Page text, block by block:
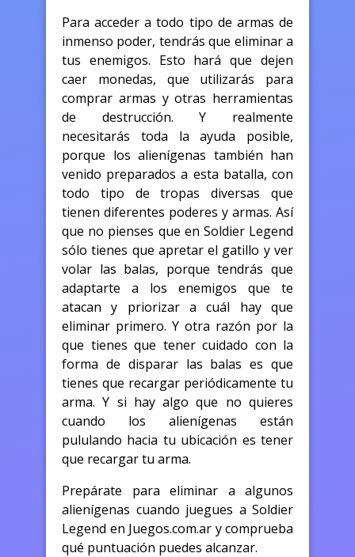
Para acceder a todo tipo de armas de
inmenso poder, tendrás que eliminar a
tus enemigos. Esto hará que dejen
caer monedas, que utilizarás para
comprar armas y otras herramientas
de destrucción. Y realmente
necesitarás toda la ayuda posible,
porque los alienígenas también han
venido preparados a esta batalla, con
todo tipo de tropas diversas que
tienen diferentes poderes y armas. Así
que no pienses que en Soldier Legend
sólo tienes que apretar el gatillo y ver
volar las balas, porque tendrás que
adaptarte a los enemigos que te
atacan y priorizar a cuál hay que
eliminar primero. Y otra razón por la
que tienes que tener cuidado con la
forma de disparar las balas es que
tienes que recargar periódicamente tu
arma. Y si hay algo que no quieres
cuando los alienígenas están
pululando hacia tu ubicación es tener
que recargar tu arma.
Prepárate para eliminar a algunos
alienígenas cuando juegues a Soldier
Legend en Juegos.com.ar y comprueba
qué puntuación puedes alcanzar.